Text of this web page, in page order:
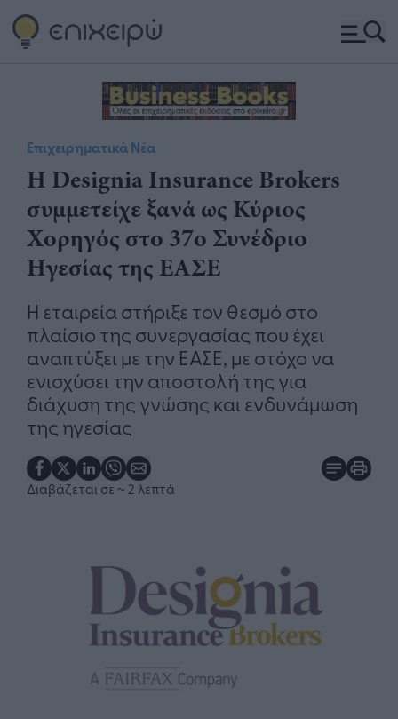
Επιχειρηματικά Νέα
Η Designia Insurance Brokers
συμμετείχε ξανά ως Κύριος
Χορηγός στο 37ο Συνέδριο
Ηγεσίας της ΕΑΣΕ
Η εταιρεία στήριξε τον θεσμό στο
πλαίσιο της συνεργασίας που έχει
αναπτύξει με την ΕΑΣΕ, με στόχο να
ενισχύσει την αποστολή της για
διάχυση της γνώσης και ενδυνάμωση
της ηγεσίας
Διαβάζεται σε ~ 2 λεπτά